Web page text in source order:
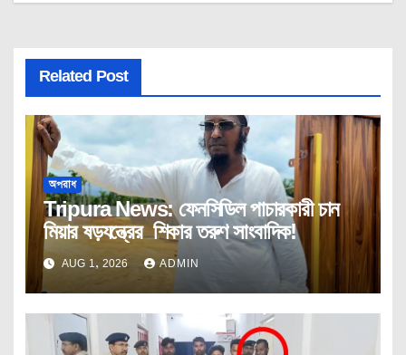
Related Post
অপরাধ
Tripura News: ফেনসিডিল পাচারকারী চান
মিয়ার ষড়যন্ত্রের শিকার তরুণ সাংবাদিক!
AUG 1, 2026 ADMIN